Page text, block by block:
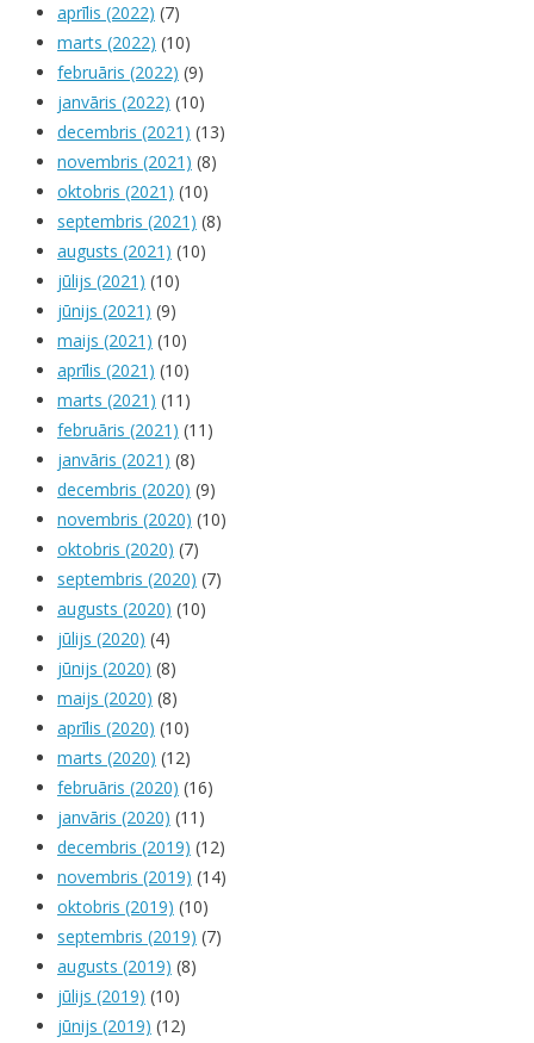
aprīlis (2022) (7)
marts (2022) (10)
februāris (2022) (9)
janvāris (2022) (10)
decembris (2021) (13)
novembris (2021) (8)
oktobris (2021) (10)
septembris (2021) (8)
augusts (2021) (10)
jūlijs (2021) (10)
jūnijs (2021) (9)
maijs (2021) (10)
aprīlis (2021) (10)
marts (2021) (11)
februāris (2021) (11)
janvāris (2021) (8)
decembris (2020) (9)
novembris (2020) (10)
oktobris (2020) (7)
septembris (2020) (7)
augusts (2020) (10)
jūlijs (2020) (4)
jūnijs (2020) (8)
maijs (2020) (8)
aprīlis (2020) (10)
marts (2020) (12)
februāris (2020) (16)
janvāris (2020) (11)
decembris (2019) (12)
novembris (2019) (14)
oktobris (2019) (10)
septembris (2019) (7)
augusts (2019) (8)
jūlijs (2019) (10)
jūnijs (2019) (12)